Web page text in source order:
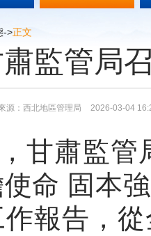
->正文
監管局
源：西北地區管理局 2026-03-04
甘肅監管
命 固本
報告，